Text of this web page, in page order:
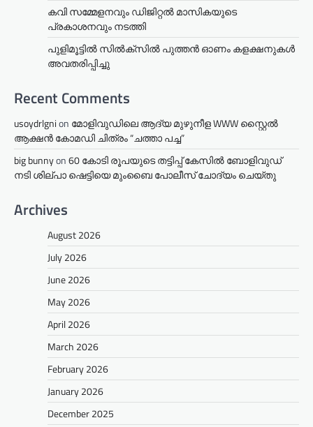
കവി സമ്മേളനവും ഡിജിറ്റൽ മാസികയുടെ
പ്രകാശനവും നടത്തി
പുളിമൂട്ടിൽ സിൽക്‌സിൽ പുത്തൻ ഓണം കളക്ഷനുകൾ
അവതരിപ്പിച്ചു
Recent Comments
usoydrlgnion മോളിവുഡിലെ ആദ്യ മുഴുനീള WWW സ്റ്റൈൽ
ആക്ഷൻ കോമഡി ചിത്രം “ചത്താ പച്ച”
big bunnyon60 കോടി രൂപയുടെ തട്ടിപ്പ് കേസിൽ ബോളിവുഡ്
നടി ശില്പാ ഷെട്ടിയെ മുംബൈ പോലീസ് ചോദ്യം ചെയ്തു
Archives
August 2026
July 2026
June 2026
May 2026
April 2026
March 2026
February 2026
January 2026
December 2025